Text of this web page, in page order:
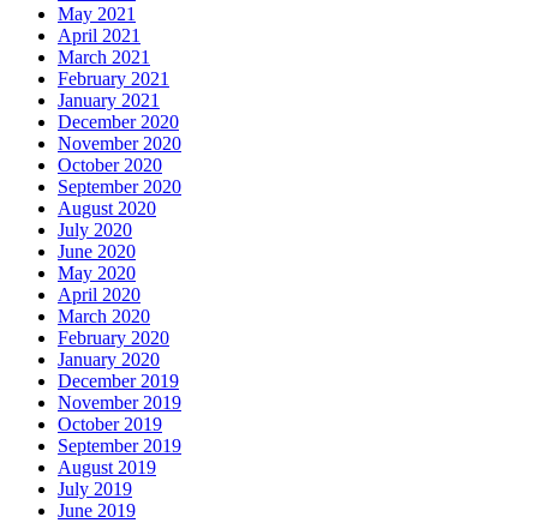
May 2021
April 2021
March 2021
February 2021
January 2021
December 2020
November 2020
October 2020
September 2020
August 2020
July 2020
June 2020
May 2020
April 2020
March 2020
February 2020
January 2020
December 2019
November 2019
October 2019
September 2019
August 2019
July 2019
June 2019